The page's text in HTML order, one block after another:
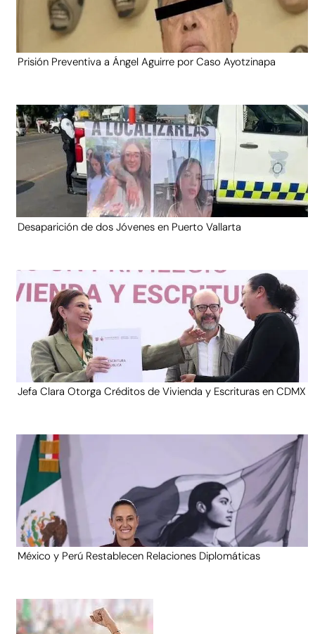
Prisión Preventiva a Ángel Aguirre por Caso Ayotzinapa
Desaparición de dos Jóvenes en Puerto Vallarta
Jefa Clara Otorga Créditos de Vivienda y Escrituras en CDMX
México y Perú Restablecen Relaciones Diplomáticas